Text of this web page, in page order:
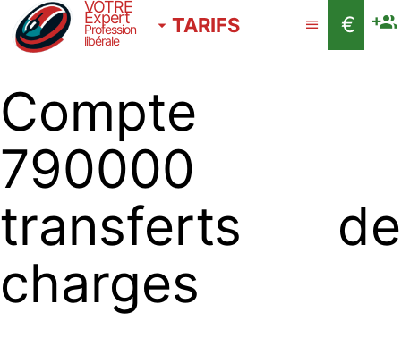
VOTRE
Expert
Profession
libérale
TARIFS €
Compte
790000
transferts de
charges